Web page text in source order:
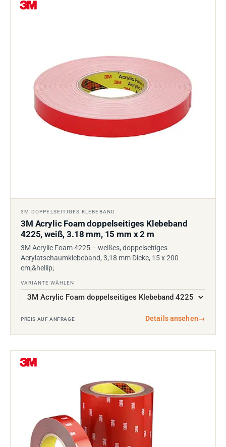
3M DOPPELSEITIGES KLEBEBAND
3M Acrylic Foam doppelseitiges Klebeband
4225, weiß, 3.18 mm, 15 mm x 2 m
3M Acrylic Foam 4225 – weißes, doppelseitiges
Acrylatschaumklebeband, 3,18 mm Dicke, 15 x 200
cm;&hellip;
VARIANTE WÄHLEN
PREIS AUF ANFRAGE Details ansehen→